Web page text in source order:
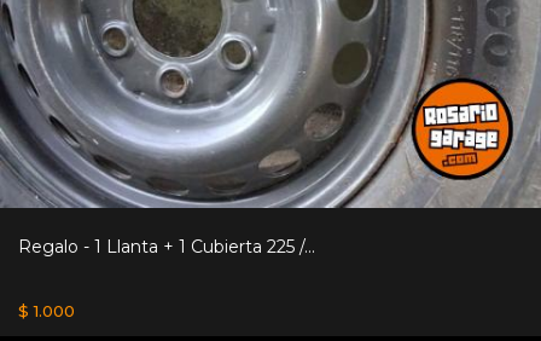
Regalo - 1 Llanta + 1 Cubierta 225 /...
$ 1.000